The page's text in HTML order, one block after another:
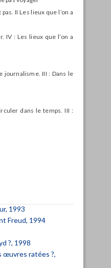
II Les lieux que l’on a
IV : Les lieux que l’on a
journalisme. III : Dans le
dans le temps. III :
1993
Freud, 1994
?, 1998
œuvres ratées ?,